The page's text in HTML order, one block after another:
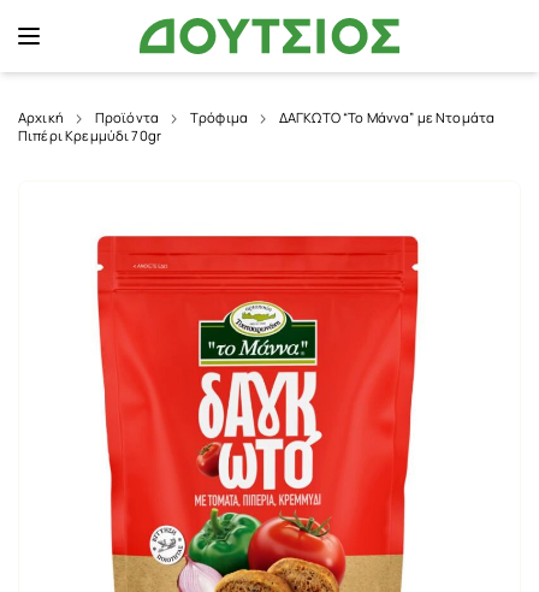
Αρχική Προϊόντα Τρόφιμα
ΔΑΓΚΩΤΟ “Το Μάννα” με Ντομάτα
Πιπέρι Κρεμμύδι 70gr